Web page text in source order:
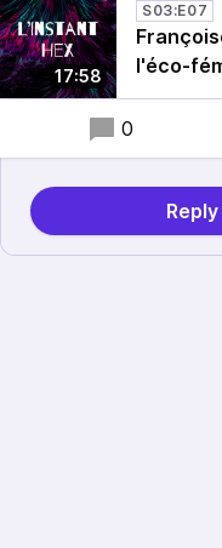
17:58
S03:E07
l'éco-
0